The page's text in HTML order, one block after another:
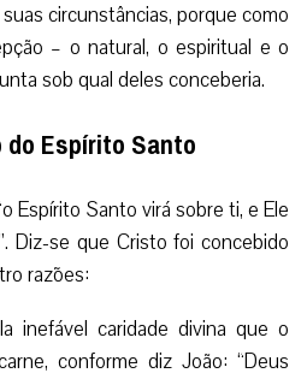
circunstâncias, porque como
– o natural, o espiritual e o
sob qual deles conceberia.
Espírito Santo
Espírito Santo virá sobre ti, e Ele
Diz-se que Cristo foi concebido
razões:
inefável caridade divina que o
conforme diz João: “Deus